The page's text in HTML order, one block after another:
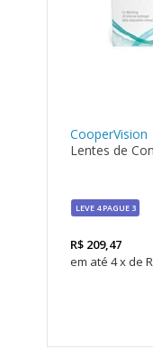
LEVE 4 PAGUE 3
CooperVision
Lentes de
R$ 209,47
4x de